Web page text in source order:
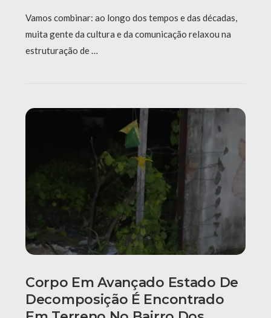
Vamos combinar: ao longo dos tempos e das décadas,
muita gente da cultura e da comunicação relaxou na
estruturação de …
Corpo Em Avançado Estado De
Decomposição É Encontrado